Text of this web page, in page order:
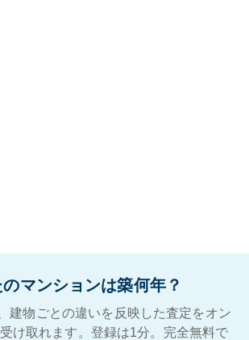
マンションは築何年？
建物ごとの違いを反映した査定をオン
け取れます。登録は1分。完全無料で